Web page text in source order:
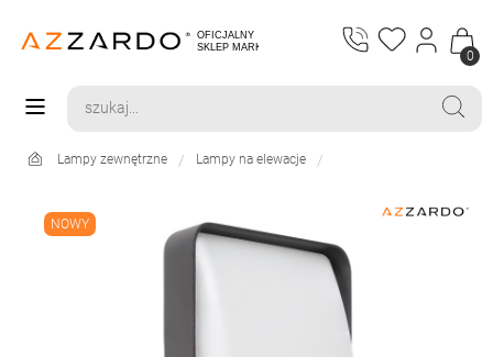
0
Lampy zewnętrzne Lampy na elewacje
NOWY